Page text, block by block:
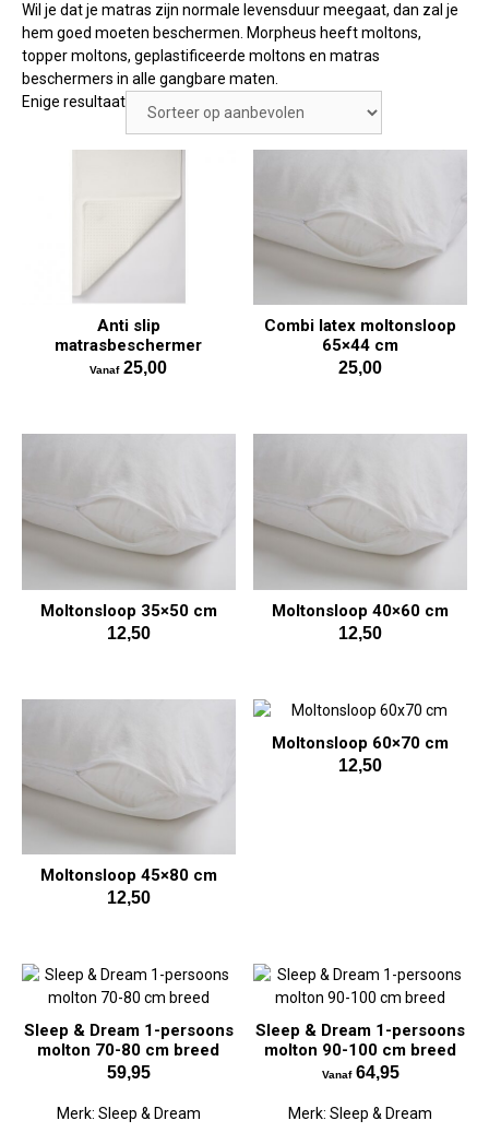
Wil je dat je matras zijn normale levensduur meegaat, dan zal je
hem goed moeten beschermen. Morpheus heeft moltons,
topper moltons, geplastificeerde moltons en matras
beschermers in alle gangbare maten.
Enige resultaat
Anti slip
matrasbeschermer
Vanaf25,00
Combi latex moltonsloop
65×44 cm
25,00
Moltonsloop 35×50 cm
12,50
Moltonsloop 40×60 cm
12,50
Moltonsloop 45×80 cm
12,50
Moltonsloop 60×70 cm
12,50
Sleep & Dream 1-persoons
molton 70-80 cm breed
59,95
Merk: Sleep & Dream
Sleep & Dream 1-persoons
molton 90-100 cm breed
Vanaf64,95
Merk:Sleep & Dream